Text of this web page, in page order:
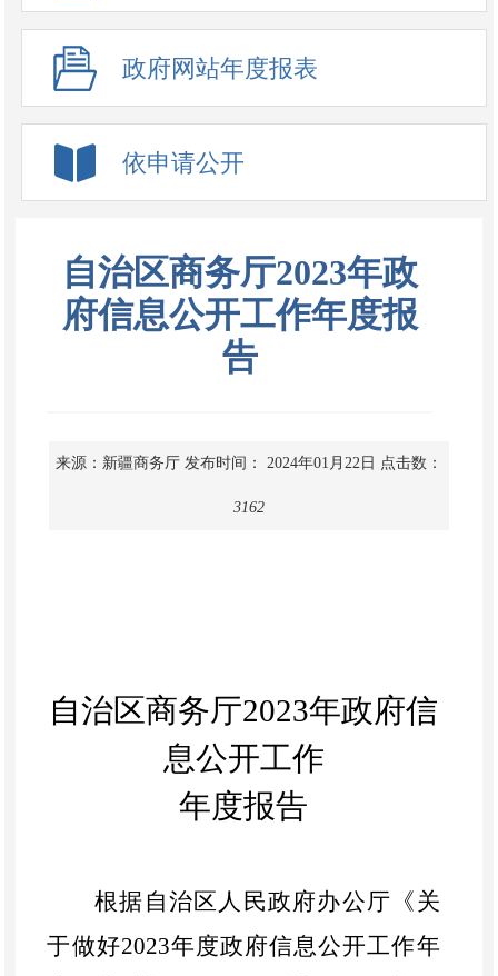
政府网站年度报表
依申请公开
自治区商务厅2023年政
府信息公开工作年度报
告
来源：新疆商务厅 发布时间： 2024年01月22日 点击数：
3162
自治区商务厅2023年政府信
息公开工作
年度报告
根据自治区人民政府办公厅《关
于做好2023年度政府信息公开工作年